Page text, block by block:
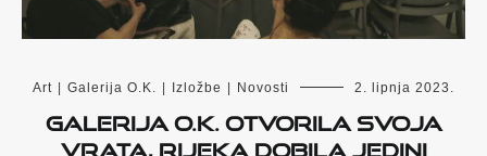
Art | Galerija O.K. | Izložbe | Novosti 2. lipnja 2023.
Galerija O.K. otvorila svoja
vrata, Rijeka dobila jedini